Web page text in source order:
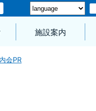
施設案内
会PR